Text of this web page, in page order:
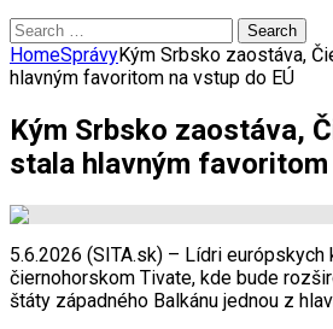
Search
for:
HomeSprávyKým Srbsko zaostáva,
hlavným favoritom na vstup do EÚ
Kým Srbsko zaostáva,
stala hlavným favoritom
5.6.2026 (SITA.sk) – Lídri európskych
čiernohorskom Tivate, kde bude
štáty západného Balkánu jednou z